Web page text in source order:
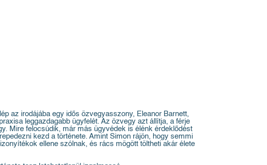
az irodájába egy idős özvegyasszony, Eleanor Barnett,
leggazdagabb ügyfelét. Az özvegy azt állítja, a férje
Mire felocsúdik, már más ügyvédek is élénk érdeklődést
kezd a története. Amint Simon rájön, hogy semmi
ellene szólnak, és rács mögött töltheti akár élete